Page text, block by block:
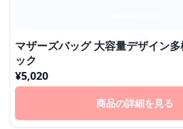
マザーズバッグ 大容量デザイン
ック
¥5,020
商品の詳細を見る